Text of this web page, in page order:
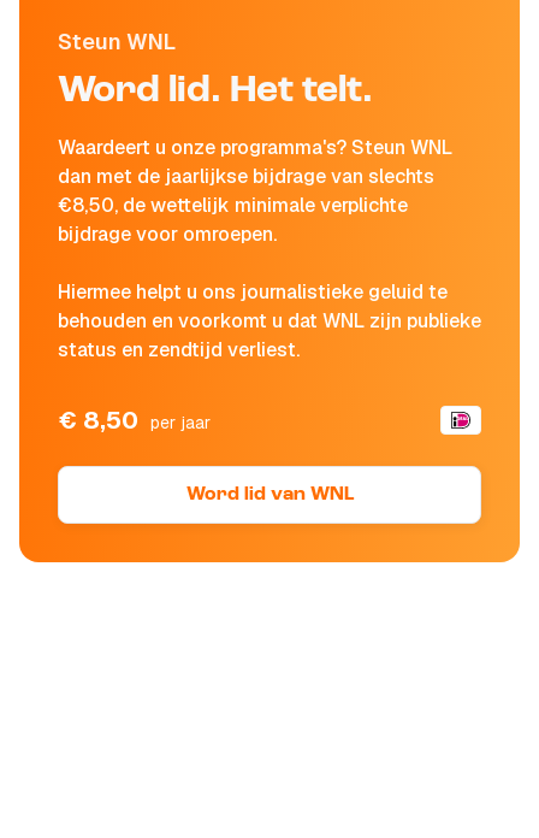
Steun WNL
Word lid. Het telt.
Waardeert u onze programma's? Steun WNL
dan met de jaarlijkse bijdrage van slechts
€8,50, de wettelijk minimale verplichte
bijdrage voor omroepen.
Hiermee helpt u ons journalistieke geluid te
behouden en voorkomt u dat WNL zijn publieke
status en zendtijd verliest.
€ 8,50 per jaar
Word lid van WNL